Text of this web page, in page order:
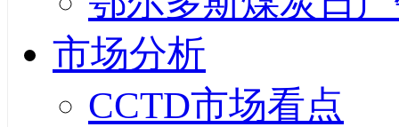
市场分析
CCTD市场看点